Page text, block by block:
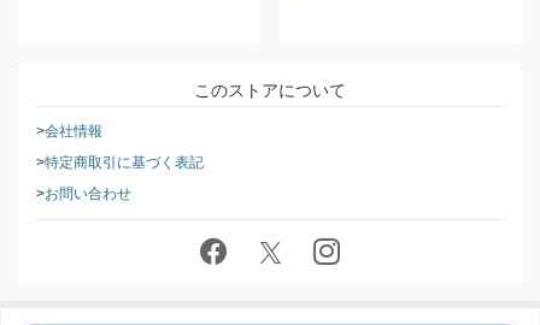
このストアについて
会社情報
特定商取引に基づく表記
お問い合わせ